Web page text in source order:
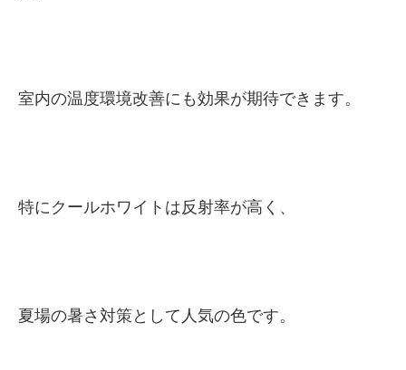
室内の温度環境改善にも効果が期待できます。
特にクールホワイトは反射率が高く、
夏場の暑さ対策として人気の色です。